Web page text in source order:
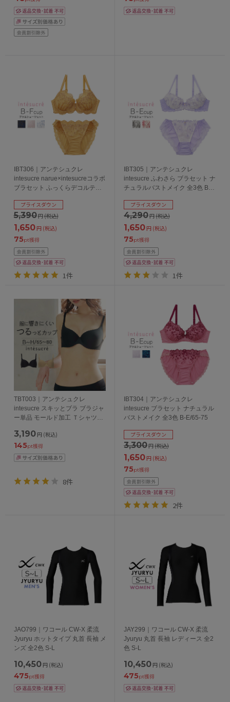
IBT306｜アンテシュクレ
intesucre narue×intesucreコラボ
ブラセット ふっくらデコルテメ
5,390円(税込)
プライスダウン
1,650円 (税込)
75pt獲得
1件
IBT305｜アンテシュクレ
intesucre ふわさら ブラセット ナ
チュラルバストメイク 全3色 B-
4,290円(税込)
プライスダウン
1,650円 (税込)
75pt獲得
1件
TBT003｜アンテシュクレ
intesucre スキッとブラ ブラジャ
ー単品 モールド加工 Ｔシャツブ
65/70/75/80cm
3,190 円 (税込)
145pt獲得
8件
IBT304｜アンテシュクレ
intesucre ブラセット ナチュラル
バストメイク 全3色 B-E/65-75
3,300円(税込)
プライスダウン
1,650円 (税込)
75pt獲得
2件
JAO799｜ワコール CW-X 柔流
Jyuryu ホットタイプ 丸首 長袖 メ
ンズ 全2色 S-L
10,450 円 (税込)
475pt獲得
JAY299｜ワコール CW-X 柔流
Jyuryu 丸首 長袖 レディース 全2
色 S-L
10,450 円 (税込)
475pt獲得